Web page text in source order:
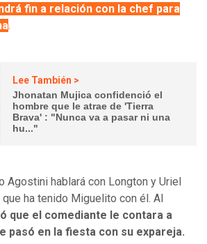
fin a relación con la chef para
.
Lee También >
Jhonatan Mujica confidenció el
hombre que le atrae de 'Tierra
Brava' : "Nunca va a pasar ni una
hu..."
Agostini hablará con Longton y Uriel
ha tenido Miguelito con él. Al
que el comediante le contara a
pasó en la fiesta con su expareja.